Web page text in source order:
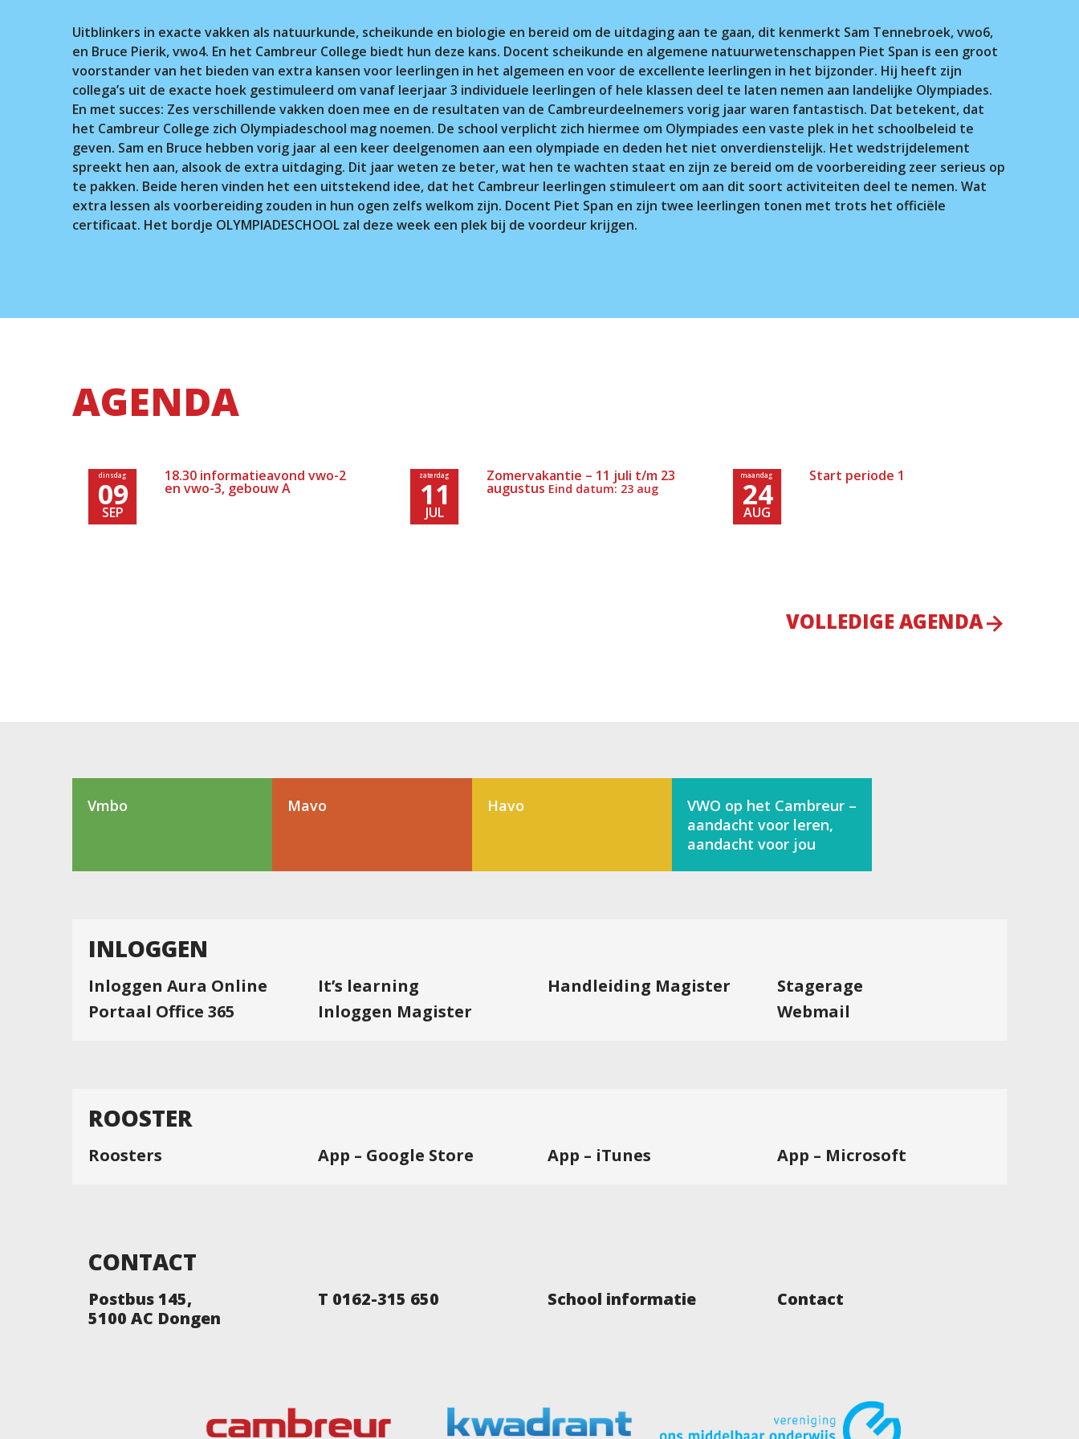
Uitblinkers in exacte vakken als natuurkunde, scheikunde en biologie en bereid om de uitdaging aan te gaan, dit kenmerkt Sam Tennebroek, vwo6,
en Bruce Pierik, vwo4. En het Cambreur College biedt hun deze kans. Docent scheikunde en algemene natuurwetenschappen Piet Span is een groot
voorstander van het bieden van extra kansen voor leerlingen in het algemeen en voor de excellente leerlingen in het bijzonder. Hij heeft zijn
collega’s uit de exacte hoek gestimuleerd om vanaf leerjaar 3 individuele leerlingen of hele klassen deel te laten nemen aan landelijke Olympiades.
En met succes: Zes verschillende vakken doen mee en de resultaten van de Cambreurdeelnemers vorig jaar waren fantastisch. Dat betekent, dat
het Cambreur College zich Olympiadeschool mag noemen. De school verplicht zich hiermee om Olympiades een vaste plek in het schoolbeleid te
geven. Sam en Bruce hebben vorig jaar al een keer deelgenomen aan een olympiade en deden het niet onverdienstelijk. Het wedstrijdelement
spreekt hen aan, alsook de extra uitdaging. Dit jaar weten ze beter, wat hen te wachten staat en zijn ze bereid om de voorbereiding zeer serieus op
te pakken. Beide heren vinden het een uitstekend idee, dat het Cambreur leerlingen stimuleert om aan dit soort activiteiten deel te nemen. Wat
extra lessen als voorbereiding zouden in hun ogen zelfs welkom zijn. Docent Piet Span en zijn twee leerlingen tonen met trots het officiële
certificaat. Het bordje OLYMPIADESCHOOL zal deze week een plek bij de voordeur krijgen.
AGENDA
dinsdag
09
SEP
18.30 informatieavond vwo-2
en vwo-3, gebouw A
zaterdag
11
JUL
Zomervakantie – 11 juli t/m 23
augustus Eind datum: 23 aug
maandag
24
AUG
Start periode 1
VOLLEDIGE AGENDA
Vmbo Mavo Havo
VWO op het Cambreur –
aandacht voor leren,
aandacht voor jou
INLOGGEN
Inloggen Aura Online
It’s learning
Inloggen Magister
Handleiding Magister
Stagerage
Webmail
Portaal Office 365
ROOSTER
Roosters App – Google Store App – iTunes App – Microsoft
CONTACT
Postbus 145,
5100 AC Dongen
T 0162-315 650 School informatie Contact